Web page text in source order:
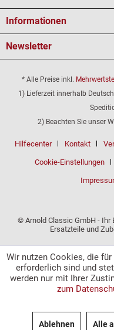
Informationen
Newsletter
* Alle Preise inkl.
1) Lieferzeit innerhalb
2) Beachten Sie unser
Hilfecenter Kontakt
Cookie-Einstellungen
© Arnold Classic GmbH - Ihr
Ersatzteile und
Wir nutzen Cookies, die
erforderlich sind und
werden nur mit Ihrer
zum
Ablehnen Alle